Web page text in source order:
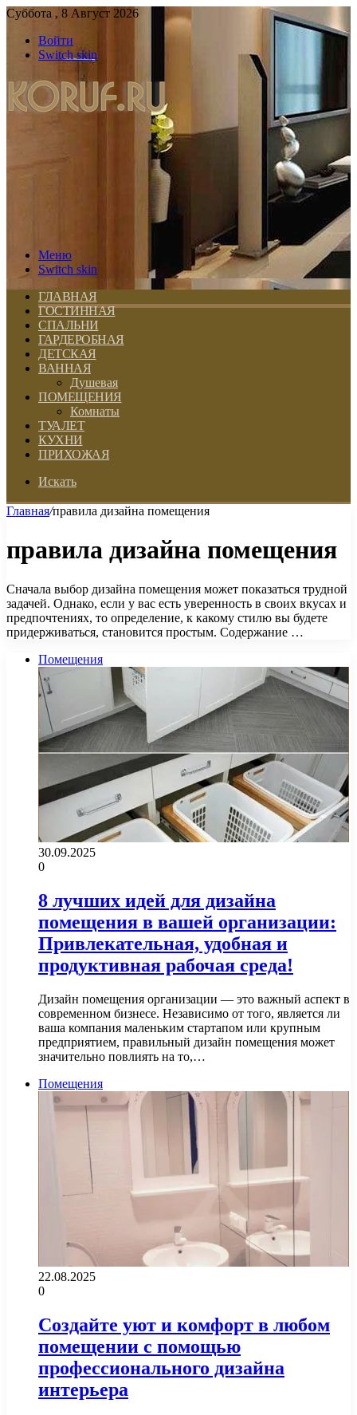
Суббота , 8 Август 2026
Войти
Switch skin
Меню
Switch skin
ГЛАВНАЯ
ГОСТИННАЯ
СПАЛЬНИ
ГАРДЕРОБНАЯ
ДЕТСКАЯ
ВАННАЯ
Душевая
ПОМЕЩЕНИЯ
Комнаты
ТУАЛЕТ
КУХНИ
ПРИХОЖАЯ
Искать
Главная/правила дизайна помещения
правила дизайна помещения
Сначала выбор дизайна помещения может показаться трудной
задачей. Однако, если у вас есть уверенность в своих вкусах и
предпочтениях, то определение, к какому стилю вы будете
придерживаться, становится простым. Содержание …
Помещения
30.09.2025
0
8 лучших идей для дизайна
помещения в вашей организации:
Привлекательная, удобная и
продуктивная рабочая среда!
Дизайн помещения организации — это важный аспект в
современном бизнесе. Независимо от того, является ли
ваша компания маленьким стартапом или крупным
предприятием, правильный дизайн помещения может
значительно повлиять на то,…
Помещения
22.08.2025
0
Создайте уют и комфорт в любом
помещении с помощью
профессионального дизайна
интерьера